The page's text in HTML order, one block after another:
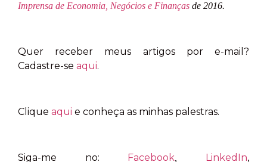
Imprensa de Economia, Negócios e Finanças de 2016.
Quer receber meus artigos por e-mail?
Cadastre-se aqui.
Clique aqui e conheça as minhas palestras.
Siga-me no: Facebook LinkedIn,